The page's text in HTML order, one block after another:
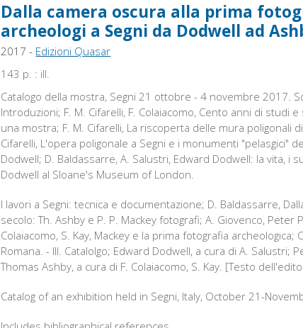
Dalla camera oscura alla prima
archeologi a Segni da Dodwell ad
2017 - Edizioni Quasar
143 p. : ill.
Catalogo della mostra, Segni 21 ottobre - 4 novembre 2017.
Introduzioni; F. M. Cifarelli, F. Colaiacomo, Cento anni di studi
una mostra; F. M. Cifarelli, La riscoperta delle mura poligonali
Cifarelli, L'opera poligonale a Segni e i monumenti "pelasgici"
Dodwell; D. Baldassarre, A. Salustri, Edward Dodwell: la vita, i
Dodwell al Sloane's Museum of London.
I lavori a Segni: tecnica e documentazione; D. Baldassarre,
secolo: Th. Ashby e P. P. Mackey fotografi; A. Giovenco, Peter
Colaiacomo, S. Kay, Mackey e la prima fotografia
Romana. - III. Catalolgo; Edward Dodwell, a cura di A. Salustri;
Thomas Ashby, a cura di F. Colaiacomo, S. Kay. [Testo
Catalog of an exhibition held in Segni, Italy, October 21-